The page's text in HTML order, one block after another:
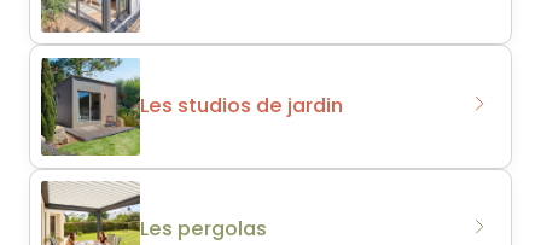
Les studios de jardin
Les pergolas